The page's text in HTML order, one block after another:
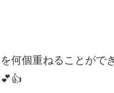
何個重ねることがで